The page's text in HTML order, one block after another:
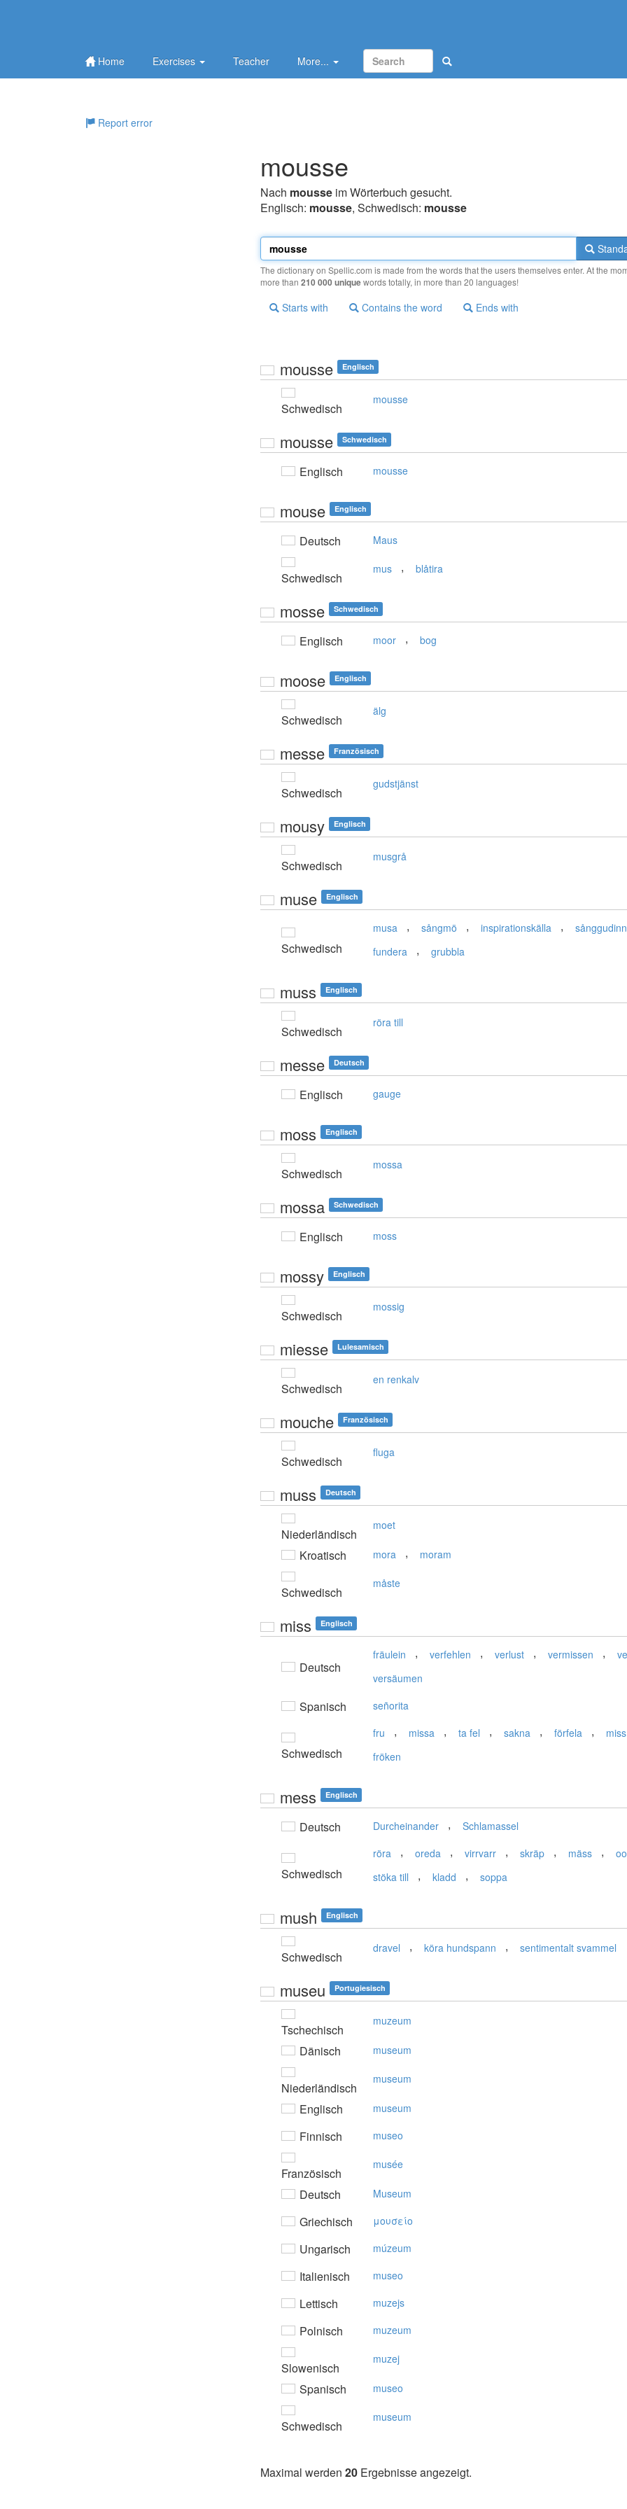
Home Exercises Teacher More...
Report error
mousse
Nach mousse im Wörterbuch gesucht.
Englisch: mousse, Schwedisch: mousse
The dictionary on Spellic.com is made from the words that the users themselves enter. At the
more than 210 000 uniquewords totally, in more than 20 languages!
Starts with Contains the word Ends with
mousse Englisch
Schwedisch
mousse
mousse Schwedisch
Englisch mousse
mouse Englisch
Deutsch Maus
Schwedisch
mus , blåtira
mosse Schwedisch
Englisch moor , bog
moose Englisch
Schwedisch
älg
messe Französisch
Schwedisch
gudstjänst
mousy Englisch
Schwedisch
musgrå
muse Englisch
Schwedisch
musa , sångmö , inspirationskälla ,
fundera
, grubbla
muss Englisch
Schwedisch
röra till
messe Deutsch
Englisch gauge
moss Englisch
Schwedisch
mossa
mossa Schwedisch
Englisch moss
mossy Englisch
Schwedisch
mossig
miesse Lulesamisch
Schwedisch
en renkalv
mouche Französisch
Schwedisch
fluga
muss Deutsch
Niederländisch
moet
Kroatisch mora , moram
Schwedisch
måste
miss Englisch
Deutsch
fräulein , verfehlen , verlust , vermissen ,
versäumen
Spanisch señorita
Schwedisch
fru , missa , ta fel , sakna , förfela ,
miss
fröken
mess Englisch
Deutsch Durcheinander , Schlamassel
Schwedisch
röra , oreda , virrvarr , skräp , mäss ,
stöka till
, kladd , soppa
mush Englisch
Schwedisch
dravel , köra hundspann , sentimentalt svammel
museu Portugiesisch
Tschechisch
muzeum
Dänisch museum
Niederländisch
museum
Englisch museum
Finnisch museo
Französisch
musée
Deutsch Museum
Griechisch μoυσείo
Ungarisch múzeum
Italienisch museo
Lettisch muzejs
Polnisch muzeum
Slowenisch
muzej
Spanisch museo
Schwedisch
museum
Maximal werden 20 Ergebnisse angezeigt.